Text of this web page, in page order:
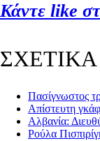
Κάντε like
Πασίγνωστος
Απίστευτη
Αλβανία:
Ρούλα